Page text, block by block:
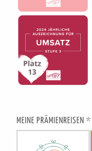
MEINE PRÄMIENREISEN *